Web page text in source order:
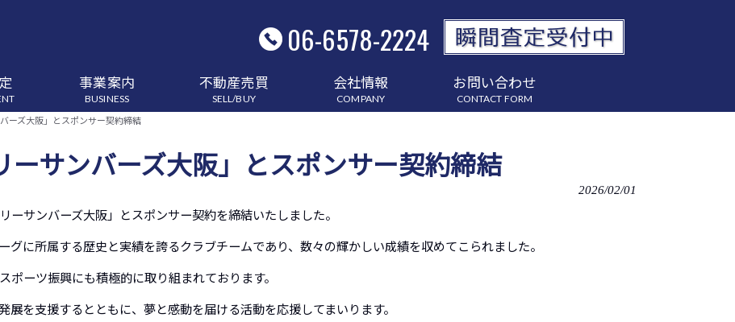
06-6578-2224
事業案内
BUSINESS
不動産売買
SELL/BUY
会社情報
COMPANY
お問い合わせ
CONTACT FORM
ーズ大阪」とスポンサー契約締結
ーサンバーズ大阪」とスポンサー契約締結
2026/02/01
ーサンバーズ大阪」とスポンサー契約を締結いたしました。
グに所属する歴史と実績を誇るクラブチームであり、数々の輝かしい成績を収めてこられました。
ーツ振興にも積極的に取り組まれております。
を支援するとともに、夢と感動を届ける活動を応援してまいります。